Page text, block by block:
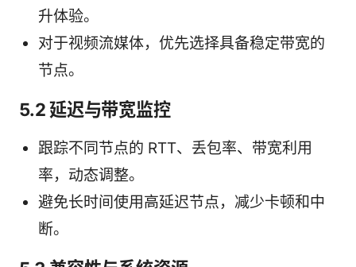
升体验。
对于视频流媒体，优先选择具备稳定带宽的
节点。
5.2 延迟与带宽监控
跟踪不同节点的 RTT、丢包率、带宽利用
率，动态调整。
避免长时间使用高延迟节点，减少卡顿和中
断。